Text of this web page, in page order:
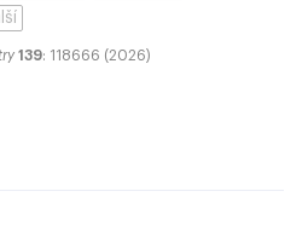
139: 118666 (2026)